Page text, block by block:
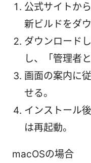
公式サイトか
新ビルドをダ
ダウンロード
し、「管理者
画面の案内に
せる。
インストール
は再起動。
macOSの場合